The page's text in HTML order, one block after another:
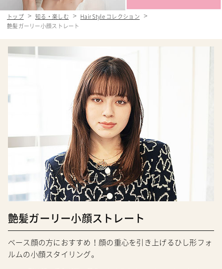
トップ 知る・楽しむ
Hair Style コレクション
艶髪ガーリー小顔ストレート
艶髪ガーリー小顔ストレート
ベース顔の方におすすめ！顔の重心を引き上げるひし形フォ
ルムの小顔スタイリング。